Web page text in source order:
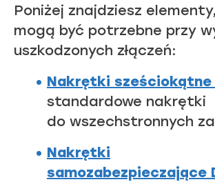
Poniżej znajdziesz
mogą być potrzebne przy
uszkodzonych złączeń:
Nakrętki sześciokątne
standardowe nakrętki
do wszechstronnych
Nakrętki
samozabezpieczające